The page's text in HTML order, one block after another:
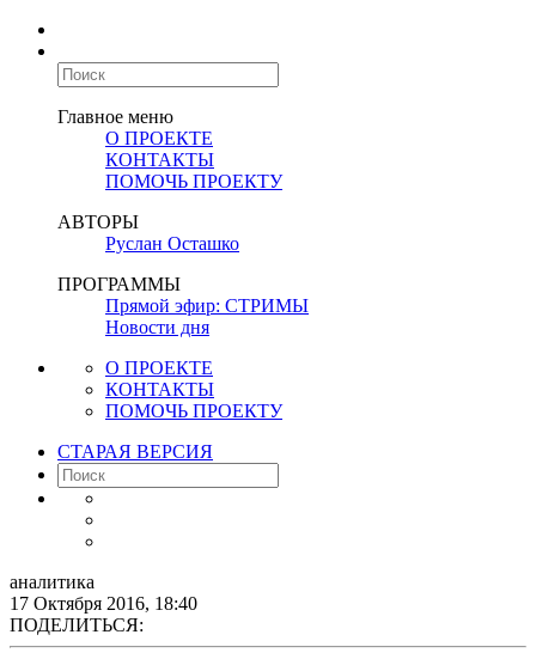
Главное меню
О ПРОЕКТЕ
КОНТАКТЫ
ПОМОЧЬ ПРОЕКТУ
АВТОРЫ
Руслан Осташко
ПРОГРАММЫ
Прямой эфир: СТРИМЫ
Новости дня
О ПРОЕКТЕ
КОНТАКТЫ
ПОМОЧЬ ПРОЕКТУ
СТАРАЯ ВЕРСИЯ
аналитика
17 Октября 2016, 18:40
ПОДЕЛИТЬСЯ: